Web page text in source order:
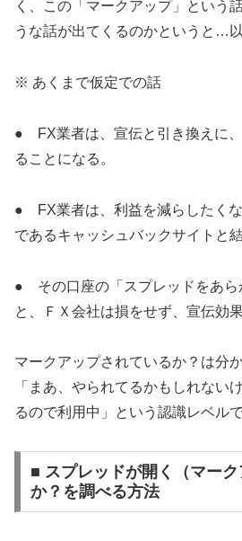
く、この「マークアップ」という
うな話が出てくるのかというと…
※ あくまで仮定での話
● FX業者は、宣伝と引き換えに
ることになる。
● FX業者は、利益を減らしたく
であるキャッシュバックサイトと
● その口座の「スプレッドをあら
と、ＦＸ会社は損をせず、宣伝効
マークアップされているか？は分
「まあ、やられてるかもしれない
るので利用中」という認識レベルで
■ スプレッドが開く（マー
か？を調べる方法